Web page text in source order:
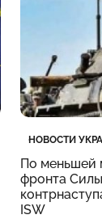
Категория
НОВОСТИ
Дата
По меньшей
фронта
ISW